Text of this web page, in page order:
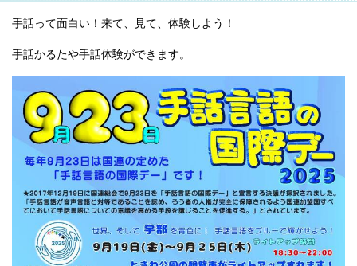
手話って面白い！来て、見て、体験しよう！
手話かるたや手話体験ができます。